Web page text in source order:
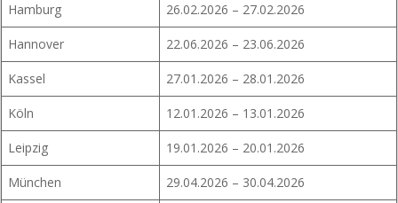
Hamburg 26.02.2026 – 27.02.2026
Hannover 22.06.2026 – 23.06.2026
Kassel 27.01.2026 – 28.01.2026
Köln 12.01.2026 – 13.01.2026
Leipzig 19.01.2026 – 20.01.2026
München 29.04.2026 – 30.04.2026